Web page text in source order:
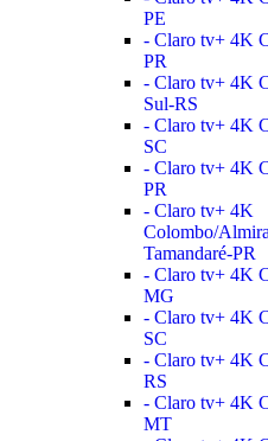
PE
- Claro tv+ 4K
PR
- Claro tv+ 4K
Sul-RS
- Claro tv+ 4K
SC
- Claro tv+ 4K
PR
- Claro tv+ 4K
Colombo/
Tamandaré-PR
- Claro tv+ 4K
MG
- Claro tv+ 4K
SC
- Claro tv+ 4K
RS
- Claro tv+ 4K
MT